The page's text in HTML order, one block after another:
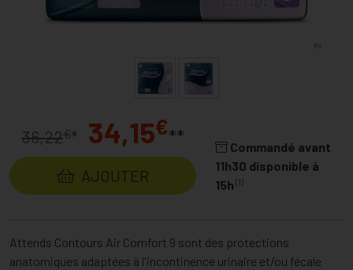
36,22€* 34,15€**
AJOUTER
Commandé avant
11h30 disponible à
15h (1)
Attends Contours Air Comfort 9 sont des protections
anatomiques adaptées à l'incontinence urinaire et/ou fécale